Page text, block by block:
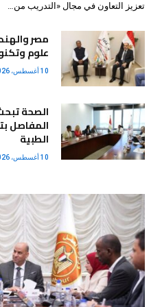
تعزيز التعاون في مجال «التدريب من…
مصر
علوم
10 أغسطس، 2026
الصحة
المفاصل
الطبية
10 أغسطس، 2026